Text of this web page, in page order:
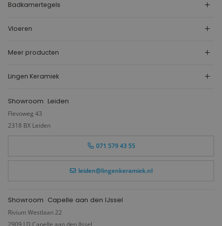
Badkamertegels
Vloeren
Meer producten
Lingen Keramiek
Showroom Leiden
Flevoweg 43
2318 BX Leiden
071 579 43 55
leiden@lingenkeramiek.nl
Showroom Capelle aan den IJssel
Rivium Westlaan 22
2909 LD Capelle aan den IJssel